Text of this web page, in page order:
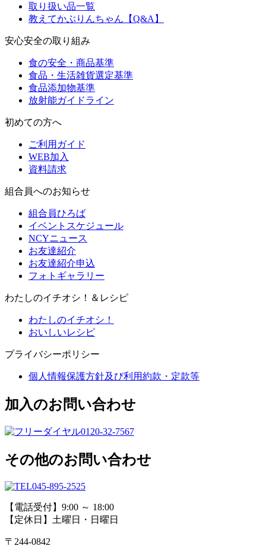
取り扱い品一覧
教えてかぶりんちゃん【Q&A】
安心安全の取り組み
食の安全・商品基準
食品・生活雑貨選定基準
食品添加物基準
放射能ガイドライン
初めての方へ
ご利用ガイド
WEB加入
資料請求
組合員へのお知らせ
組合員ひろば
イベントスケジュール
NCYニュース
お友達紹介
お友達紹介申込
フォトギャラリー
わたしのイチオシ！＆レシピ
わたしのイチオシ！
おいしいレシピ
プライバシーポリシー
個人情報保護方針及び利用約款・定款等
加入のお問い合わせ
0120-32-7567
その他のお問い合わせ
045-895-2525
【電話受付】9:00 ～ 18:00
【定休日】土曜日・日曜日
〒244-0842